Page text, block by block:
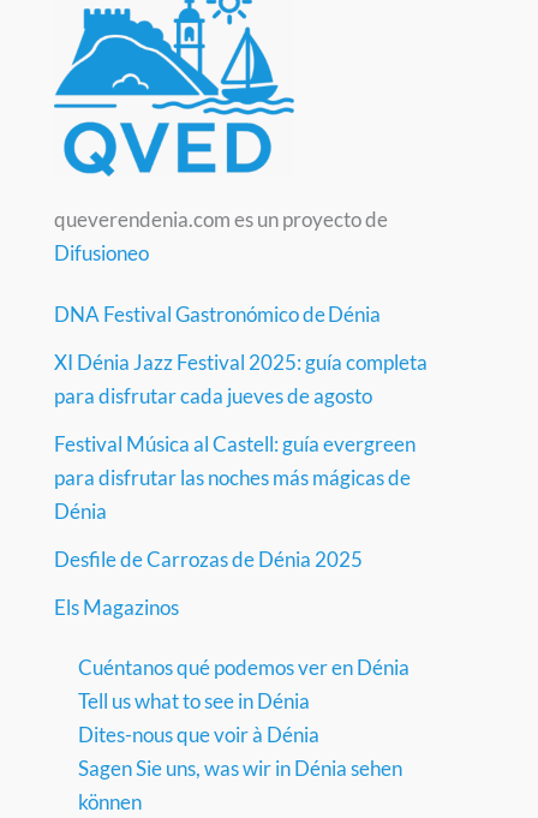
queverendenia.com es un proyecto de
Difusioneo
DNA Festival Gastronómico de Dénia
XI Dénia Jazz Festival 2025: guía completa
para disfrutar cada jueves de agosto
Festival Música al Castell: guía evergreen
para disfrutar las noches más mágicas de
Dénia
Desfile de Carrozas de Dénia 2025
Els Magazinos
Cuéntanos qué podemos ver en Dénia
Tell us what to see in Dénia
Dites-nous que voir à Dénia
Sagen Sie uns, was wir in Dénia sehen
können